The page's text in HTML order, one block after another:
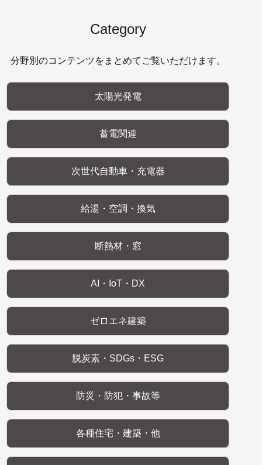
Category
分野別のコンテンツをまとめてご覧いただけます。
太陽光発電
蓄電関連
次世代自動車・充電器
給湯・空調・換気
断熱材・窓
AI・IoT・DX
ゼロエネ建築
脱炭素・SDGs・ESG
防災・防犯・事故等
各種住宅・建築・他